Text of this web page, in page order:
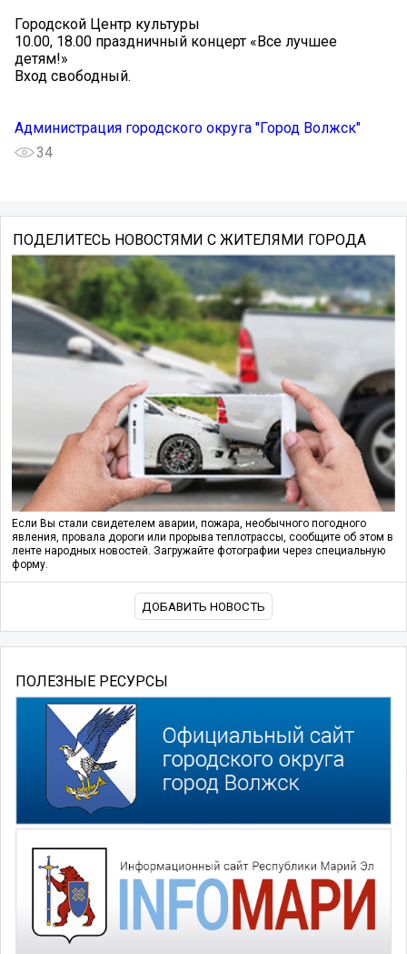
Городской Центр культуры
10.00, 18.00 праздничный концерт «Все лучшее
детям!»
Вход свободный.
Администрация городского округа "Город Волжск"
34
ПОДЕЛИТЕСЬ НОВОСТЯМИ С ЖИТЕЛЯМИ ГОРОДА
Если Вы стали свидетелем аварии, пожара, необычного погодного
явления, провала дороги или прорыва теплотрассы, сообщите об этом в
ленте народных новостей. Загружайте фотографии через специальную
форму.
ДОБАВИТЬ НОВОСТЬ
ПОЛЕЗНЫЕ РЕСУРСЫ